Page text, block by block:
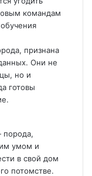
командам
признана
Они не
но и
готовы
умом и
в свой дом
потомстве.